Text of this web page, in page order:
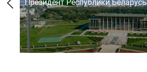
Президент Республики Беларусь